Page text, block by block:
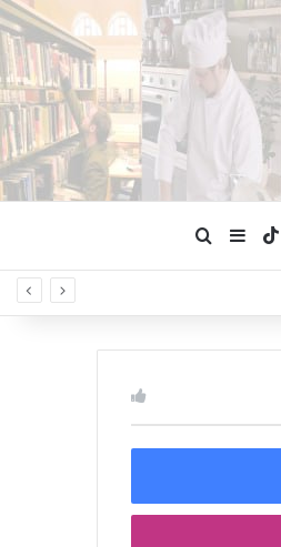
‫TikTokإضافة عمود جانبي
ابحث عن
دائمًا استشر الطبيب.